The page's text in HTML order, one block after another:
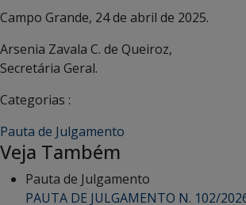
Campo Grande, 24 de abril de 2025.
Arsenia Zavala C. de Queiroz,
Secretária Geral.
Categorias :
Pauta de Julgamento
Veja Também
Pauta de Julgamento
PAUTA DE JULGAMENTO N. 102/